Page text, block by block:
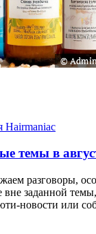
Hairmaniac
темы в
разговоры,
заданной
новости или